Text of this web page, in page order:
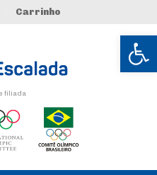
Abrir
Carrinho
filiada